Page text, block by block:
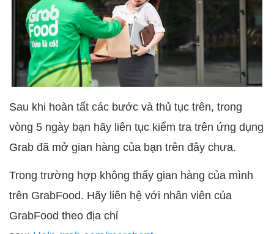
Sau khi hoàn tất các bước và thủ tục trên, trong
vòng 5 ngày bạn hãy liên tục kiểm tra trên ứng dụng
Grab đã mở gian hàng của bạn trên đây chưa.
Trong trường hợp không thấy gian hàng của mình
trên GrabFood. Hãy liên hệ với nhân viên của
GrabFood theo địa chỉ